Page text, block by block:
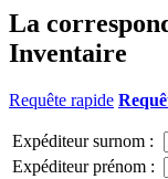
La
Inventaire
Requête rapide
Expéditeur surnom :
Expéditeur prénom :